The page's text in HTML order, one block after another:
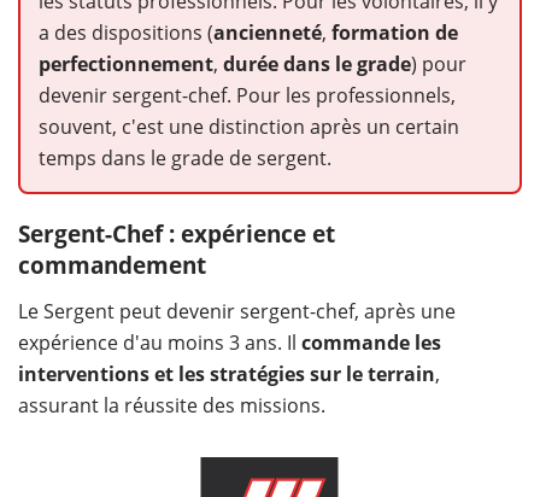
a des dispositions (ancienneté, formation de
perfectionnement, durée dans le grade) pour
devenir sergent-chef. Pour les professionnels,
souvent, c'est une distinction après un certain
temps dans le grade de sergent.
Sergent-Chef : expérience et
commandement
Le Sergent peut devenir sergent-chef, après une
expérience d'au moins 3 ans. Il commande les
interventions et les stratégies sur le terrain,
assurant la réussite des missions.